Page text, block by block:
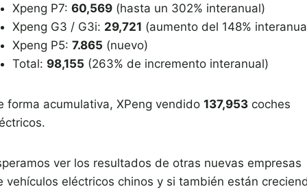
Xpeng P7: 60,569 (hasta un 302% interanual)
Xpeng G3 / G3i: 29,721 (aumento del 148%
Xpeng P5: 7.865 (nuevo)
Total: 98,155 (263% de incremento interanual)
forma acumulativa, XPeng vendido 137,953 coches
ver los resultados de otras nuevas empresas
vehículos eléctricos chinos y si también están